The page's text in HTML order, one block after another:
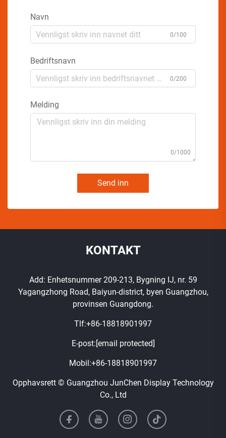
Navn
0/100
Bedriftsnavn
0/200
Melding
0/1000
Send inn
KONTAKT
Add: Enhetsnummer 209-213, Bygning IJ, nr. 59
Yagangzhong Road, Baiyun-district, byen Guangzhou,
provinsen Guangdong.
Tlf:+86-18818901997
E-post: [email protected]
Mobil:+86-18818901997
Opphavsrett © Guangzhou JunChen Display Technology
Co., Ltd